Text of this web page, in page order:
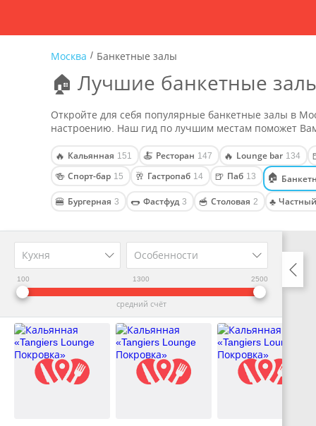
Москва / Банкетные залы
🏠 Лучшие банкетные
Откройте для себя популярные банкетные залы в
настроению. Наш гид по лучшим местам поможет
🔥 Кальянная 151 🍝 Ресторан 147 🔥 Lounge bar 134
🍻 Спорт-бар 15 🥂 Гастропаб 14 🍺 Паб 13 🏠
🍔 Бургерная 3 🌭 Фастфуд 3 🥣 Столовая 2 ♣
Кухня Особенности
100 1300 2500
средний счёт